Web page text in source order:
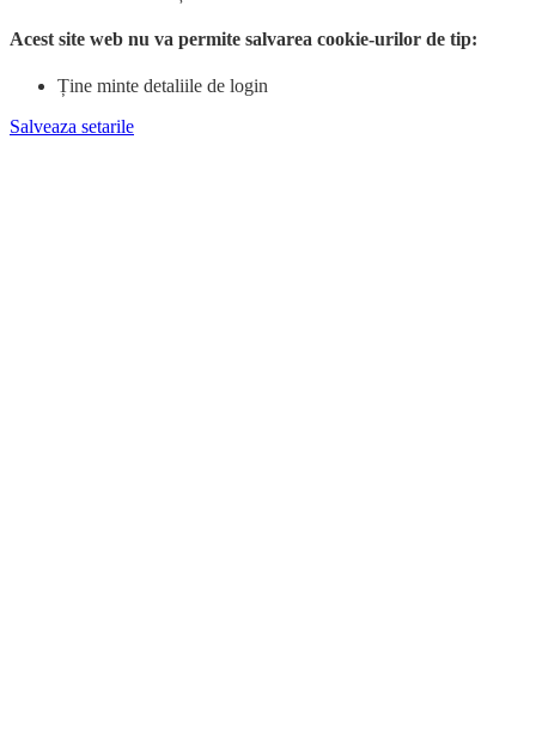
Acest site web nu va permite salvarea cookie-urilor de tip:
Ține minte detaliile de login
Salveaza setarile